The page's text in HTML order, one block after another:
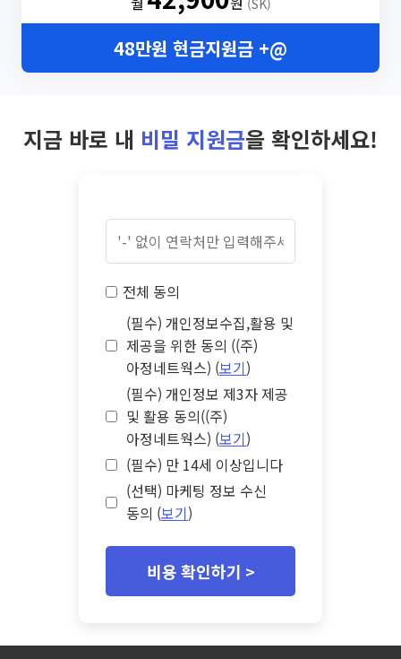
(SK)
48만원 현금지원금 +@
지금 바로 내 비밀 지원금을 확인하세요!
전체 동의
(필수) 개인정보수집,활용 및
제공을 위한 동의 ((주)
아정네트웍스) (보기)
(필수) 개인정보 제3자 제공
및 활용 동의((주)
아정네트웍스) (보기)
(필수) 만 14세 이상입니다
(선택) 마케팅 정보 수신
동의 (보기)
비용 확인하기 >